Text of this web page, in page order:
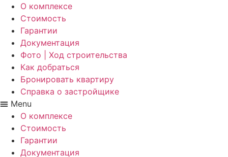
О комплексе
Стоимость
Гарантии
Документация
Фото | Ход строительства
Как добраться
Бронировать квартиру
Справка о застройщике
Menu
О комплексе
Стоимость
Гарантии
Документация